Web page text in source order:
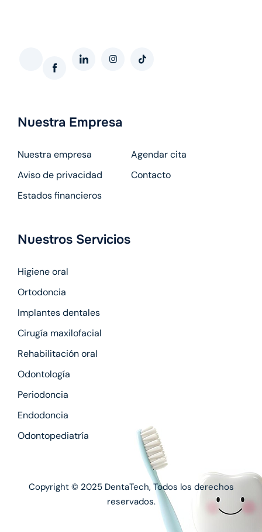
Nuestra Empresa
Nuestra empresa
Agendar cita
Aviso de privacidad
Contacto
Estados financieros
Nuestros Servicios
Higiene oral
Ortodoncia
Implantes dentales
Cirugía maxilofacial
Rehabilitación oral
Odontología
Periodoncia
Endodoncia
Odontopediatría
Copyright © 2025 DentaTech, Todos los derechos
reservados.